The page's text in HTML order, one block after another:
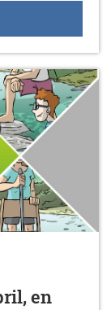
de primavera
en